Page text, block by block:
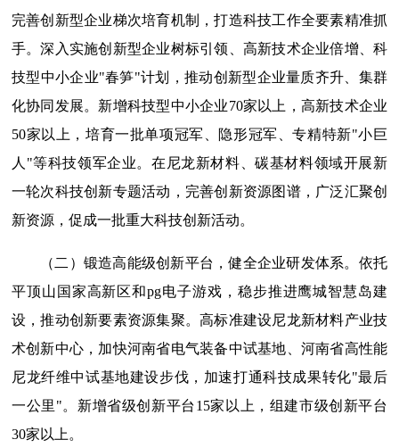
完善创新型企业梯次培育机制，打造科技工作全要素精准抓
手。深入实施创新型企业树标引领、高新技术企业倍增、科
技型中小企业"春笋"计划，推动创新型企业量质齐升、集群
化协同发展。新增科技型中小企业70家以上，高新技术企业
50家以上，培育一批单项冠军、隐形冠军、专精特新"小巨
人"等科技领军企业。在尼龙新材料、碳基材料领域开展新
一轮次科技创新专题活动，完善创新资源图谱，广泛汇聚创
新资源，促成一批重大科技创新活动。
（二）锻造高能级创新平台，健全企业研发体系。依托
平顶山国家高新区和pg电子游戏，稳步推进鹰城智慧岛建
设，推动创新要素资源集聚。高标准建设尼龙新材料产业技
术创新中心，加快河南省电气装备中试基地、河南省高性能
尼龙纤维中试基地建设步伐，加速打通科技成果转化"最后
一公里"。新增省级创新平台15家以上，组建市级创新平台
30家以上。